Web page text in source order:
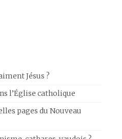
Jésus ?
l’Église catholique
pages du Nouveau